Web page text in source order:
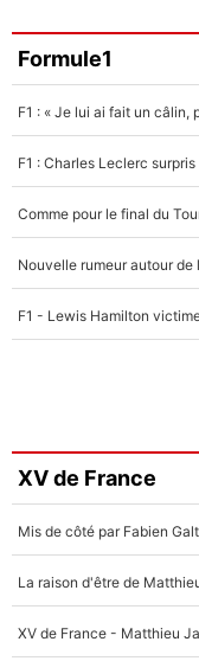
Formule1
XV de France